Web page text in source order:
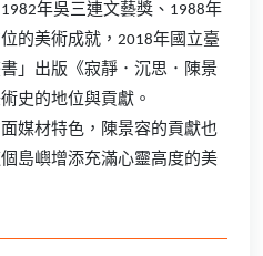
年吳三連文藝獎、1988年
的美術成就，2018年國立臺
」出版《寂靜．沉思．陳景
史的地位與貢獻。
媒材特色，陳景容的貢獻也
島嶼增添充滿心靈高度的美